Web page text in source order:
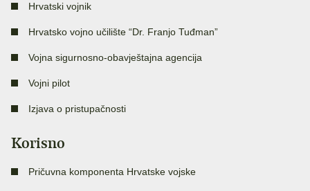
Hrvatski vojnik
Hrvatsko vojno učilište “Dr. Franjo Tuđman”
Vojna sigurnosno-obavještajna agencija
Vojni pilot
Izjava o pristupačnosti
Korisno
Pričuvna komponenta Hrvatske vojske